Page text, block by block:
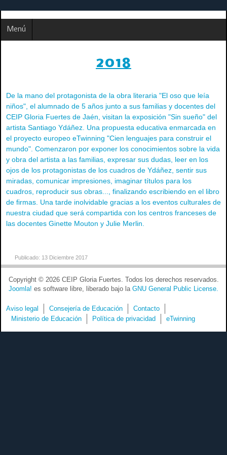
Menú
2018
De la mano del protagonista de la obra literaria "El oso que leía
niños", el alumnado de 5 años junto a sus familias y docentes del
CEIP Gloria Fuertes de Jaén, visitan la exposición "Sin sueño" del
artista Santiago Ydáñez. Una propuesta educativa enmarcada en
el proyecto europeo eTwinning "Cien lenguajes para construir el
mundo". Comenzaron por exponer los conocimientos sobre la vida
y obra del artista a las familias, expresar sus dudas, leer en los
ojos de los protagonistas de los cuadros de Ydáñez, sentir sus
miradas, comunicar impresiones, imaginar títulos para los
cuadros, reproducir sus obras..., finalizando escribiendo en el libro
de firmas. Una tarde inolvidable gracias a los eventos culturales de
nuestra ciudad que será compartida con los centros franceses de
las docentes Ginette Mouton y Julie Merlin.
Publicado: 13 Diciembre 2017
Copyright © 2026 CEIP Gloria Fuertes. Todos los derechos reservados.
Joomla! es software libre, liberado bajo la GNU General Public License.
Aviso legal Consejería de Educación
Contacto
Ministerio de Educación
Política de privacidad eTwinning